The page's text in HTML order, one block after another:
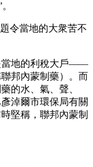
令當地的大衆苦不
當地的利稅大戶——
邦內蒙制藥）。而
的水、氣、聲、
淖爾市環保局有關
堅稱，聯邦內蒙制